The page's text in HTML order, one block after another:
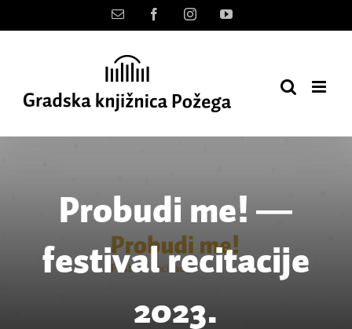
to
Kontakt FacebookInstagramYouTube
Probudi me! ―
festival recitacije
2023.